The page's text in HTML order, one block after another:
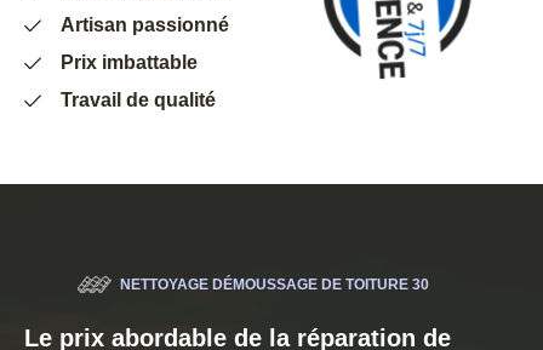
Artisan passionné
Prix imbattable
Travail de qualité
NETTOYAGE DÉMOUSSAGE DE TOITURE 30
Le prix abordable de la réparation de